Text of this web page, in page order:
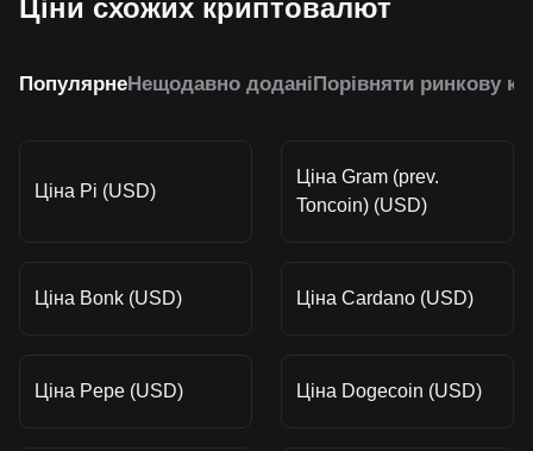
Ціни схожих криптовалют
ПопулярнеНещодавно доданіПорівняти ринкову
Ціна Pi (USD)
Ціна Gram (prev.
Toncoin) (USD)
Ціна Bonk (USD) Ціна Cardano (USD)
Ціна Pepe (USD) Ціна Dogecoin (USD)